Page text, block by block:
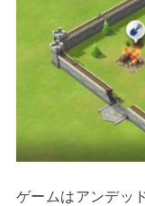
ゲームはアンデッ